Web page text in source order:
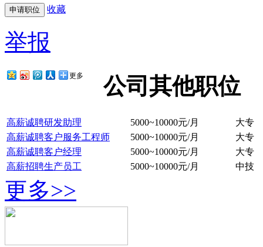
收藏
举报
更多 公司其他职位
高薪诚聘研发助理 5000~10000元/月
大专
高薪诚聘客户服务工程师
5000~10000元/月
大专
高薪诚聘客户经理
5000~10000元/月
大专
高薪招聘生产员工
5000~10000元/月 中技
更多>>